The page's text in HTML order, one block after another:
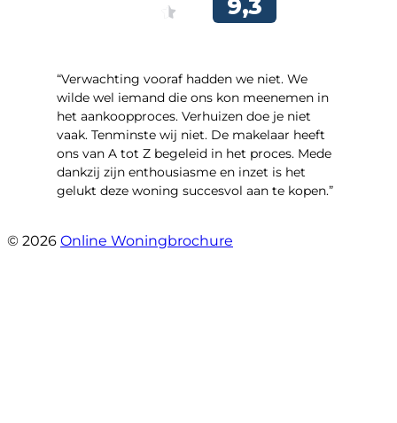
“Verwachting vooraf hadden we niet. We
wilde wel iemand die ons kon meenemen in
het aankoopproces. Verhuizen doe je niet
vaak. Tenminste wij niet. De makelaar heeft
ons van A tot Z begeleid in het proces. Mede
dankzij zijn enthousiasme en inzet is het
gelukt deze woning succesvol aan te kopen.”
© 2026 Online Woningbrochure